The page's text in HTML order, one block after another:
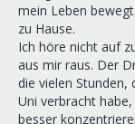
mein Leben
zu Hause.
Ich höre nicht auf
aus mir raus. Der
die vielen Stunden,
Uni verbracht
besser